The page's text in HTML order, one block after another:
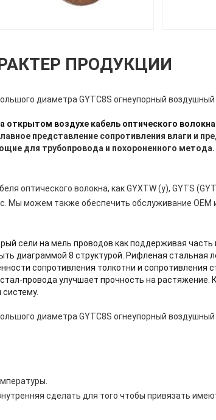
ПРОДУКЦИИ
диаметра GYTC8S огнеупорный
воздухе кабель оптического
представление сопротивления влаги и
для трубопровода и похороненного метода.
оптического волокна, как GYXTW (y), GYTS
Мы можем также обеспечить обслуживание OEM
сели на мель проводов как поддерживая
диаграммой 8 структурой. Рифленая стальная
сопротивления толкотни и сопротивления
провода улучшает прочность на растяжение.
диаметра GYTC8S огнеупорный
сделать для того чтобы привязать